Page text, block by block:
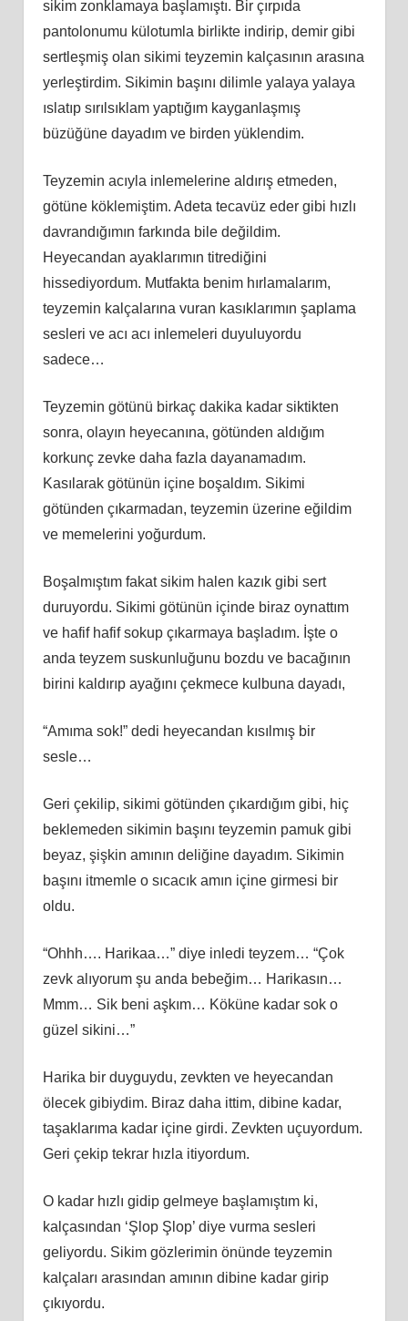
sikim zonklamaya başlamıştı. Bir çırpıda
pantolonumu külotumla birlikte indirip, demir gibi
sertleşmiş olan sikimi teyzemin kalçasının arasına
yerleştirdim. Sikimin başını dilimle yalaya yalaya
ıslatıp sırılsıklam yaptığım kayganlaşmış
büzüğüne dayadım ve birden yüklendim.
Teyzemin acıyla inlemelerine aldırış etmeden,
götüne köklemiştim. Adeta tecavüz eder gibi hızlı
davrandığımın farkında bile değildim.
Heyecandan ayaklarımın titrediğini
hissediyordum. Mutfakta benim hırlamalarım,
teyzemin kalçalarına vuran kasıklarımın şaplama
sesleri ve acı acı inlemeleri duyuluyordu
sadece…
Teyzemin götünü birkaç dakika kadar siktikten
sonra, olayın heyecanına, götünden aldığım
korkunç zevke daha fazla dayanamadım.
Kasılarak götünün içine boşaldım. Sikimi
götünden çıkarmadan, teyzemin üzerine eğildim
ve memelerini yoğurdum.
Boşalmıştım fakat sikim halen kazık gibi sert
duruyordu. Sikimi götünün içinde biraz oynattım
ve hafif hafif sokup çıkarmaya başladım. İşte o
anda teyzem suskunluğunu bozdu ve bacağının
birini kaldırıp ayağını çekmece kulbuna dayadı,
“Amıma sok!” dedi heyecandan kısılmış bir
sesle…
Geri çekilip, sikimi götünden çıkardığım gibi, hiç
beklemeden sikimin başını teyzemin pamuk gibi
beyaz, şişkin amının deliğine dayadım. Sikimin
başını itmemle o sıcacık amın içine girmesi bir
oldu.
“Ohhh…. Harikaa…” diye inledi teyzem… “Çok
zevk alıyorum şu anda bebeğim… Harikasın…
Mmm… Sik beni aşkım… Köküne kadar sok o
güzel sikini…”
Harika bir duyguydu, zevkten ve heyecandan
ölecek gibiydim. Biraz daha ittim, dibine kadar,
taşaklarıma kadar içine girdi. Zevkten uçuyordum.
Geri çekip tekrar hızla itiyordum.
O kadar hızlı gidip gelmeye başlamıştım ki,
kalçasından ‘Şlop Şlop’ diye vurma sesleri
geliyordu. Sikim gözlerimin önünde teyzemin
kalçaları arasından amının dibine kadar girip
çıkıyordu.